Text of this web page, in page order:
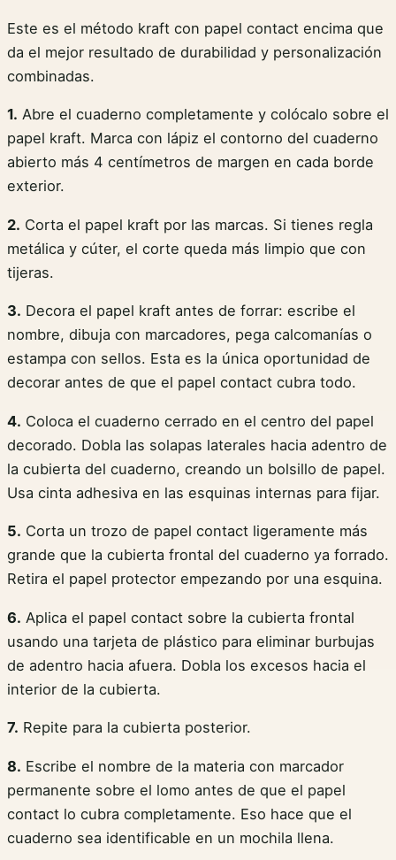
Este es el método kraft con papel contact encima que
da el mejor resultado de durabilidad y personalización
combinadas.
1. Abre el cuaderno completamente y colócalo sobre el
papel kraft. Marca con lápiz el contorno del cuaderno
abierto más 4 centímetros de margen en cada borde
exterior.
2. Corta el papel kraft por las marcas. Si tienes regla
metálica y cúter, el corte queda más limpio que con
tijeras.
3. Decora el papel kraft antes de forrar: escribe el
nombre, dibuja con marcadores, pega calcomanías o
estampa con sellos. Esta es la única oportunidad de
decorar antes de que el papel contact cubra todo.
4. Coloca el cuaderno cerrado en el centro del papel
decorado. Dobla las solapas laterales hacia adentro de
la cubierta del cuaderno, creando un bolsillo de papel.
Usa cinta adhesiva en las esquinas internas para fijar.
5. Corta un trozo de papel contact ligeramente más
grande que la cubierta frontal del cuaderno ya forrado.
Retira el papel protector empezando por una esquina.
6. Aplica el papel contact sobre la cubierta frontal
usando una tarjeta de plástico para eliminar burbujas
de adentro hacia afuera. Dobla los excesos hacia el
interior de la cubierta.
7. Repite para la cubierta posterior.
8. Escribe el nombre de la materia con marcador
permanente sobre el lomo antes de que el papel
contact lo cubra completamente. Eso hace que el
cuaderno sea identificable en un mochila llena.